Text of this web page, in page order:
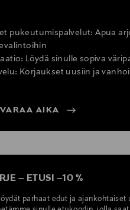
pukeutumispalvelut: Apua
Löydä sinulle sopiva
Korjaukset uusiin ja
AIKA
– ETUSI –10 %
parhaat edut ja ajankohtaiset